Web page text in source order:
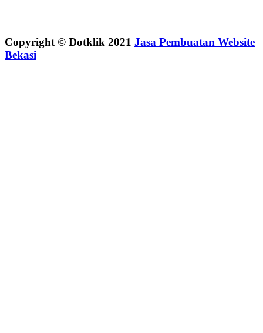
Copyright © Dotklik 2021 Jasa Pembuatan Website
Bekasi